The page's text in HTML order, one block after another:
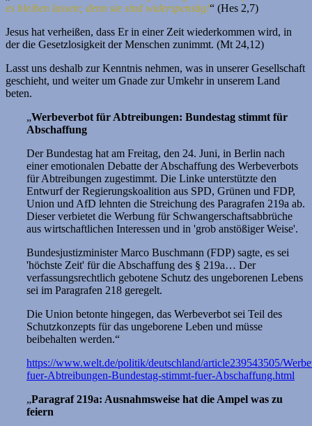
es bleiben lassen; denn sie sind widerspenstig!“ (Hes 2,7)
Jesus hat verheißen, dass Er in einer Zeit wiederkommen wird, in
der die Gesetzlosigkeit der Menschen zunimmt. (Mt 24,12)
Lasst uns deshalb zur Kenntnis nehmen, was in unserer Gesellschaft
geschieht, und weiter um Gnade zur Umkehr in unserem Land
beten.
„Werbeverbot für Abtreibungen: Bundestag stimmt für
Abschaffung
Der Bundestag hat am Freitag, den 24. Juni, in Berlin nach
einer emotionalen Debatte der Abschaffung des Werbeverbots
für Abtreibungen zugestimmt. Die Linke unterstützte den
Entwurf der Regierungskoalition aus SPD, Grünen und FDP,
Union und AfD lehnten die Streichung des Paragrafen 219a ab.
Dieser verbietet die Werbung für Schwangerschaftsabbrüche
aus wirtschaftlichen Interessen und in 'grob anstößiger Weise'.
Bundesjustizminister Marco Buschmann (FDP) sagte, es sei
'höchste Zeit' für die Abschaffung des § 219a… Der
verfassungsrechtlich gebotene Schutz des ungeborenen Lebens
sei im Paragrafen 218 geregelt.
Die Union betonte hingegen, das Werbeverbot sei Teil des
Schutzkonzepts für das ungeborene Leben und müsse
beibehalten werden.“
https://www.welt.de/politik/deutschland/article239543505/
fuer-Abtreibungen-Bundestag-stimmt-fuer-Abschaffung.html
„Paragraf 219a: Ausnahmsweise hat die Ampel was zu
feiern